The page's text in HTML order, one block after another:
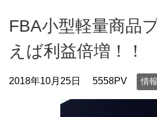
FBA小型軽量商品
えば利益倍増！！
2018年10月25日 5558PV 情報